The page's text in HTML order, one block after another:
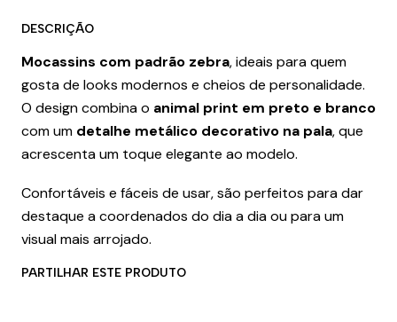
DESCRIÇÃO
Mocassins com padrão zebra, ideais para quem
gosta de looks modernos e cheios de personalidade.
O design combina o animal print em preto e branco
com um detalhe metálico decorativo na pala, que
acrescenta um toque elegante ao modelo.
Confortáveis e fáceis de usar, são perfeitos para dar
destaque a coordenados do dia a dia ou para um
visual mais arrojado.
PARTILHAR ESTE PRODUTO